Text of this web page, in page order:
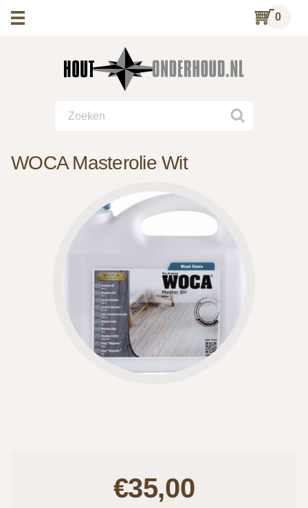
WOCA Masterolie Wit
€35,00
0